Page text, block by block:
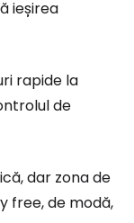
ieșirea
rapide la
de
dar zona de
free, de modă,